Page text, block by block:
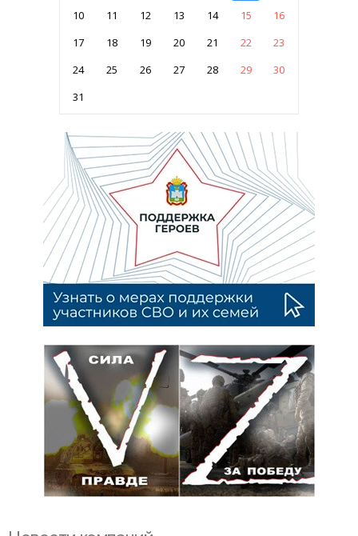
10
11 12 13 14 15
16
17
18 19 20 21 22
23
24
25 26 27 28 29
30
31